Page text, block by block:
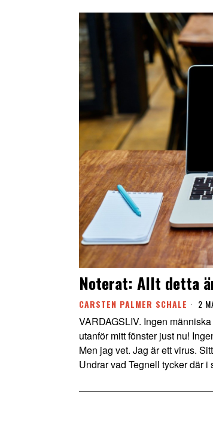
Noterat: Allt detta
CARSTEN PALMER SCHALE 2
VARDAGSLIV. Ingen
utanför mitt fönster just nu!
Men jag vet. Jag är ett virus.
Undrar vad Tegnell tycker där